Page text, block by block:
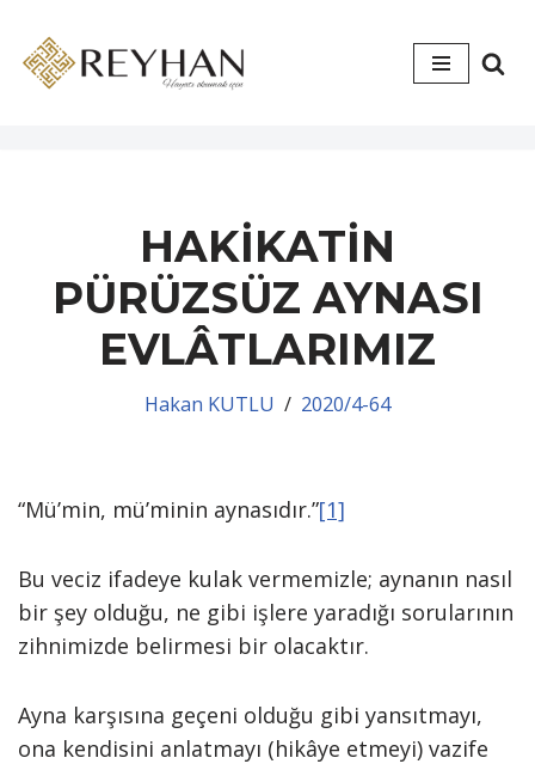
İçeriğe
HAKİKATİN
PÜRÜZSÜZ AYNASI
EVLÂTLARIMIZ
Hakan KUTLU 2020/4-64
“Mü’min, mü’minin aynasıdır.”[1]
Bu veciz ifadeye kulak vermemizle; aynanın nasıl
bir şey olduğu, ne gibi işlere yaradığı sorularının
zihnimizde belirmesi bir olacaktır.
Ayna karşısına geçeni olduğu gibi yansıtmayı,
ona kendisini anlatmayı (hikâye etmeyi) vazife